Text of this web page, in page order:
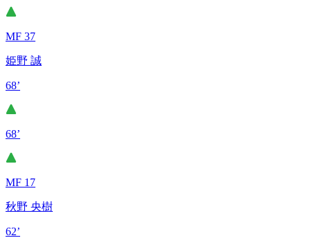
MF 37
姫野 誠
68’
68’
MF 17
秋野 央樹
62’